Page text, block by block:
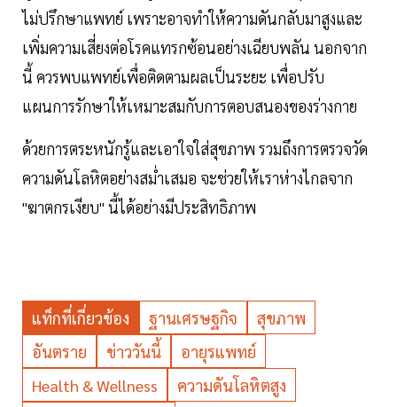
ไม่ปรึกษาแพทย์ เพราะอาจทำให้ความดันกลับมาสูงและ
เพิ่มความเสี่ยงต่อโรคแทรกซ้อนอย่างเฉียบพลัน นอกจาก
นี้ ควรพบแพทย์เพื่อติดตามผลเป็นระยะ เพื่อปรับ
แผนการรักษาให้เหมาะสมกับการตอบสนองของร่างกาย
ด้วยการตระหนักรู้และเอาใจใส่สุขภาพ รวมถึงการตรวจวัด
ความดันโลหิตอย่างสม่ำเสมอ จะช่วยให้เราห่างไกลจาก
"ฆาตกรเงียบ" นี้ได้อย่างมีประสิทธิภาพ
แท็กที่เกี่ยวข้อง ฐานเศรษฐกิจ
สุขภาพ
อันตราย
ข่าววันนี้
อายุรแพทย์
Health & Wellness
ความดันโลหิตสูง